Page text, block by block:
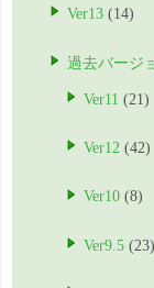
Ver13 (14)
過去バージ
Ver11 (21)
Ver12 (42)
Ver10 (8)
Ver9.5 (23)